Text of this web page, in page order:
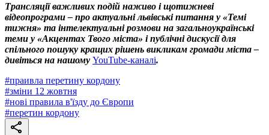
Трансляції важливих подій наживо і щотижневі
відеопрограми – про актуальні львівські питання у «Темі
тижня» та інтелектуальні розмови на загальноукраїнські
теми у «Акцентах Твого міста» і публічні дискусії для
спільного пошуку кращих рішень викликам громади міста –
дивіться на нашому YouTube-каналі.
#праивла перетину кордону
#зміни 12 жовтня
#нові правила в'їзду до Європи
#перетин кордону